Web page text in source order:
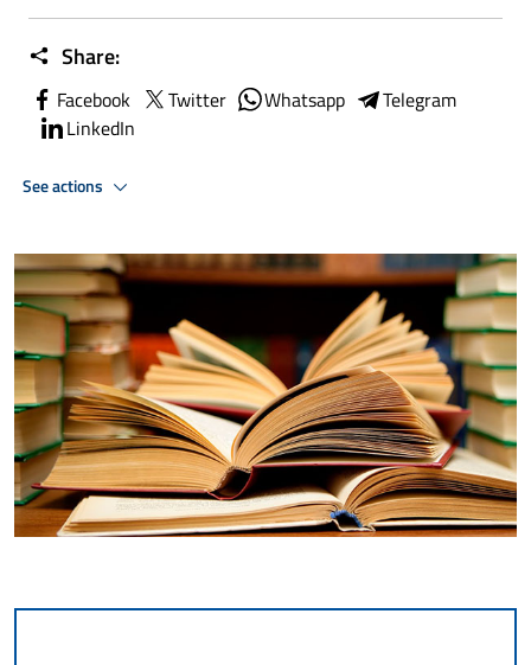
Share:
Facebook Twitter Whatsapp
Telegram
LinkedIn
See actions